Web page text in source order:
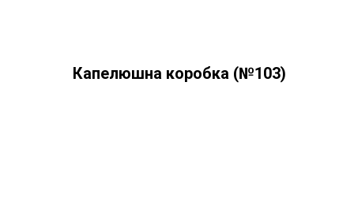
Капелюшна коробка (№103)